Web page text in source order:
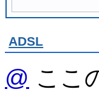
ADSL
@ ここ